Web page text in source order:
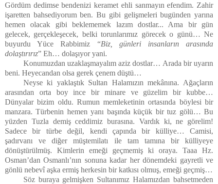
Gördüm dedimse bendenizi keramet ehli sanmayın efendim. Zahir
işaretten bahsediyorum ben. Bu gibi gelişmeleri bugünden yarına
hemen olacak gibi beklememek lazım dostlar... Ama bir gün
gelecek, gerçekleşecek, belki torunlarımız görecek o günü… Ne
buyurdu Yüce Rabbimiz “Biz, günleri insanların arasında
dolaştırırız” Eh… dolaşıyor yani.
Konumuzdan uzaklaşmayalım aziz dostlar… Arada bir uyarın
beni. Heyecandan olsa gerek çenem düştü…
Neyse ki yaklaştık Sultan Halamızın mekânına. Ağaçların
arasından orta boy ince bir minare ve güzelim bir kubbe…
Dünyalar bizim oldu. Rumun memleketinin ortasında böylesi bir
manzara. Türbenin hemen yanı başında küçük bir tuz gölü… Bu
yüzden Tuzla demiş ceddimiz burasına. Vardık ki, ne görelim!
Sadece bir türbe değil, kendi çapında bir külliye… Camisi,
şadırvanı ve diğer müştemilatı ile tam tamına bir külliyeye
dönüştürülmüş. Kimlerin emeği geçmemiş ki oraya. Taaa Hz.
Osman’dan Osmanlı’nın sonuna kadar her dönemdeki gayretli ve
gönlü nebevî aşka ermiş herkesin bir katkısı olmuş, emeği geçmiş…
Söz buraya gelmişken Sultanımız Halamızdan bahsetmeden